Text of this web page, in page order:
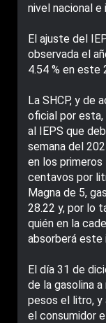
nivel nacional e
El ajuste del
observada el
4.54 % en este
La SHCP, y de
oficial por
al IEPS que
semana del
en los
centavos por
Magna de 5,
28.22 y, por lo
quién en la
absorberá este
El día 31 de
de la gasolina
pesos el litro, y
el consumidor